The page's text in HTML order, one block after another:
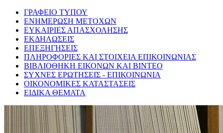
ΓΡΑΦΕΙΟ ΤΥΠΟΥ
ΕΝΗΜΕΡΩΣΗ ΜΕΤΟΧΩΝ
ΕΥΚΑΙΡΙΕΣ ΑΠΑΣΧΟΛΗΣΗΣ
ΕΚΔΗΛΩΣΕΙΣ
ΕΠΕΞΗΓΗΣΕΙΣ
ΠΛΗΡΟΦΟΡΙΕΣ ΚΑΙ ΣΤΟΙΧΕΙΑ ΕΠΙΚΟΙΝΩΝΙΑΣ
ΒΙΒΛΙΟΘΗΚΗ ΕΙΚΟΝΩΝ ΚΑΙ ΒΙΝΤΕΟ
ΣΥΧΝΕΣ ΕΡΩΤΗΣΕΙΣ - ΕΠΙΚΟΙΝΩΝΙΑ
ΟΙΚΟΝΟΜΙΚΕΣ ΚΑΤΑΣΤΑΣΕΙΣ
ΕΙΔΙΚΑ ΘΕΜΑΤΑ